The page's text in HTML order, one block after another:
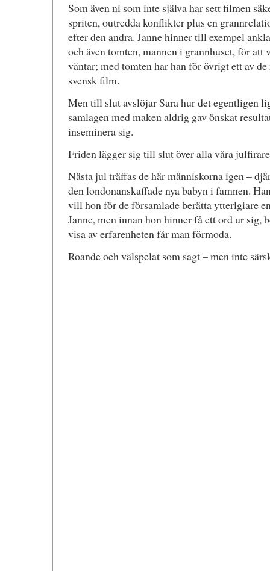
Som även ni som inte själva har sett filmen
spriten, outredda konflikter plus en
efter den andra. Janne hinner till exempel
och även tomten, mannen i grannhuset, för att
väntar; med tomten har han för övrigt ett av
svensk film.
Men till slut avslöjar Sara hur det egentligen
samlagen med maken aldrig gav önskat
inseminera sig.
Friden lägger sig till slut över alla våra
Nästa jul träffas de här människorna igen –
den londonanskaffade nya babyn i famnen.
vill hon för de församlade berätta ytterlgiare
Janne, men innan hon hinner få ett ord ur sig,
visa av erfarenheten får man förmoda.
Roande och välspelat som sagt – men inte